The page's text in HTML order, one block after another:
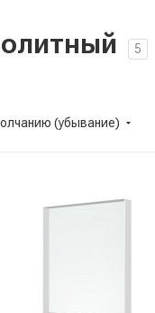
5
(убывание)